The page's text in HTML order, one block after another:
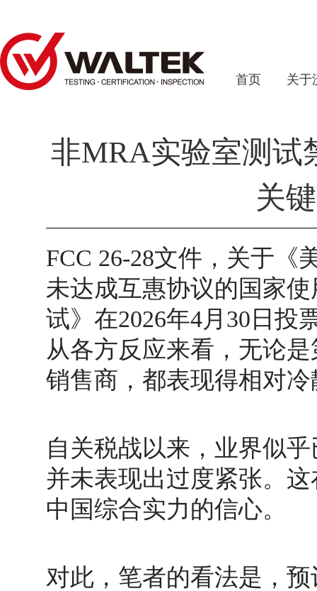
首页 关于
非MRA实验室测试
关
FCC 26-28文件，关于《
未达成互惠协议的国家
试》在2026年4月 30 日投
从各方反应来看，无论
销售商，都表现得相对冷
自关税战以来，业界似
并未表现出过度紧张。
中国综合实力的信心。
对此，笔者的看法是，